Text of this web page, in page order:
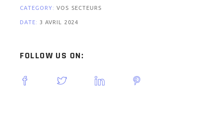
CATEGORY: VOS SECTEURS
DATE: 3 AVRIL 2024
FOLLOW US ON: